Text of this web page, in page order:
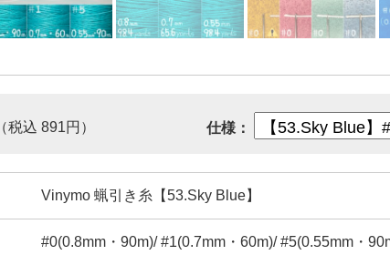
（税込 891円） 仕様：
Vinymo 蝋引き糸【53.Sky Blue】
#0(0.8mm・90m)/ #1(0.7mm・60m)/ #5(0.55mm・